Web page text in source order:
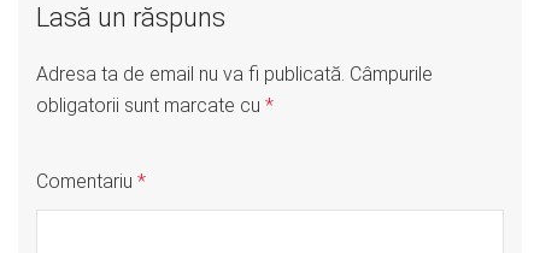
Lasă un răspuns
Adresa ta de email nu va fi publicată. Câmpurile
obligatorii sunt marcate cu *
Comentariu *